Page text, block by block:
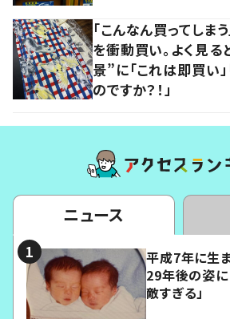
「こんなん買ってしま
を衝動買い。よく見
景”に「これは即買い
のですか？！」
ニュース
平成7年に生
29年後の姿に
敵すぎる」